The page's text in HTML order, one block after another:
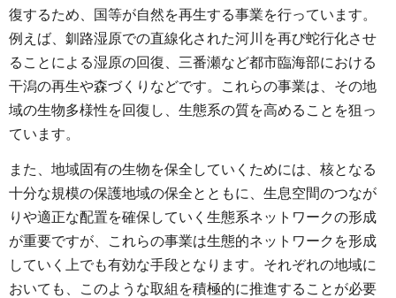
復するため、国等が自然を再生する事業を行っています。
例えば、釧路湿原での直線化された河川を再び蛇行化させ
ることによる湿原の回復、三番瀬など都市臨海部における
干潟の再生や森づくりなどです。これらの事業は、その地
域の生物多様性を回復し、生態系の質を高めることを狙っ
ています。
また、地域固有の生物を保全していくためには、核となる
十分な規模の保護地域の保全とともに、生息空間のつなが
りや適正な配置を確保していく生態系ネットワークの形成
が重要ですが、これらの事業は生態的ネットワークを形成
していく上でも有効な手段となります。それぞれの地域に
おいても、このような取組を積極的に推進することが必要